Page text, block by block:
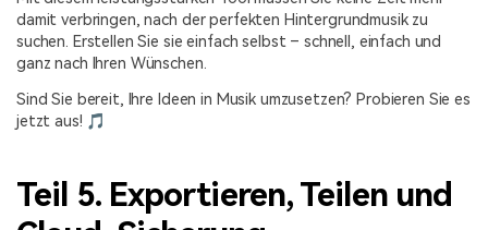
damit verbringen, nach der perfekten Hintergrundmusik zu
suchen. Erstellen Sie sie einfach selbst – schnell, einfach und
ganz nach Ihren Wünschen.
Sind Sie bereit, Ihre Ideen in Musik umzusetzen? Probieren Sie es
jetzt aus! 🎵
Teil 5. Exportieren, Teilen und